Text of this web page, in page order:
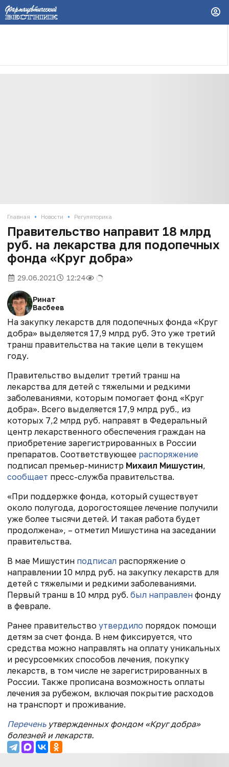
Главная • Новости • Регуляторика
Правительство направит 18 млрд
руб. на лекарства для подопечных
фонда «Круг добра»
29.06.2021 12:24
Ринат
Васбеев
На закупку лекарств для подопечных фонда «Круг
добра» выделяется 17,9 млрд руб. Это уже третий
транш правительства на такие цели в текущем
году.
Правительство выделит третий транш на
лекарства для детей с тяжелыми и редкими
заболеваниями, которым помогает фонд «Круг
добра». Всего выделяется 17,9 млрд руб., из
которых 7,2 млрд руб. направят в Федеральный
центр лекарственного обеспечения граждан на
приобретение зарегистрированных в России
препаратов. Соответствующее распоряжение
подписал премьер-министр Михаил Мишустин,
сообщает пресс-служба правительства.
«При поддержке фонда, который существует
около полугода, дорогостоящее лечение получили
уже более тысячи детей. И такая работа будет
продолжена», – отметил Мишустина на заседании
правительства.
В мае Мишустин подписал распоряжение о
направлении 10 млрд руб. на закупку лекарств для
детей с тяжелыми и редкими заболеваниями.
Первый транш в 10 млрд руб. был направлен фонду
в феврале.
Ранее правительство утвердило порядок помощи
детям за счет фонда. В нем фиксируется, что
средства можно направлять на оплату уникальных
и ресурсоемких способов лечения, покупку
лекарств, в том числе не зарегистрированных в
России. Также прописана возможность оплаты
лечения за рубежом, включая покрытие расходов
на транспорт и проживание.
Переченьутвержденных фондом «Круг добра»
болезней и лекарств.